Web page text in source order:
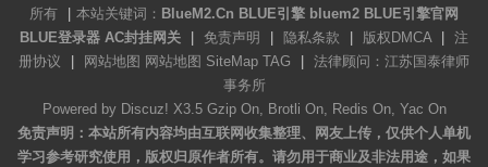
所有
本站关键词： BlueM2.Cn BLUE引擎 bluem2 BLUE引擎官网
BLUE登录器 AC封挂网关 免责声明 隐私条款 版权DMCA
注
册协议
网站地图 网站地图 SiteMap TAG
法律顾问：江苏国泰律师
事务所
Powered by Discuz! X3.5 Gzip On, Brotli On, Redis On, Yac On
免责声明：本站所有内容均由互联网收集整理、网友上传，仅供个人单机
学习参考研究使用，版权归原作者所有。请勿用于商业及非法用途，如果